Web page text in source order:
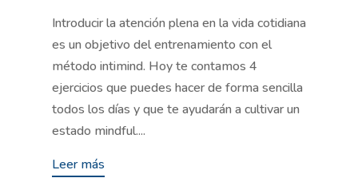
Introducir la atención plena en la vida cotidiana
es un objetivo del entrenamiento con el
método intimind. Hoy te contamos 4
ejercicios que puedes hacer de forma sencilla
todos los días y que te ayudarán a cultivar un
estado mindful....
Leer más